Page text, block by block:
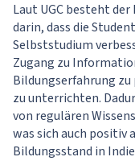
Laut UGC besteht
darin, dass die
Selbststudium
Zugang zu
Bildungserfahrung
zu unterrichten.
von regulären
was sich auch positiv
Bildungsstand in